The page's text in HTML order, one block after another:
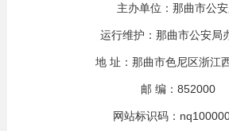
主办单位：那曲市公
运行维护：那曲市公安局
地 址：那曲市色尼区浙江
邮 编：852000
网站标识码：